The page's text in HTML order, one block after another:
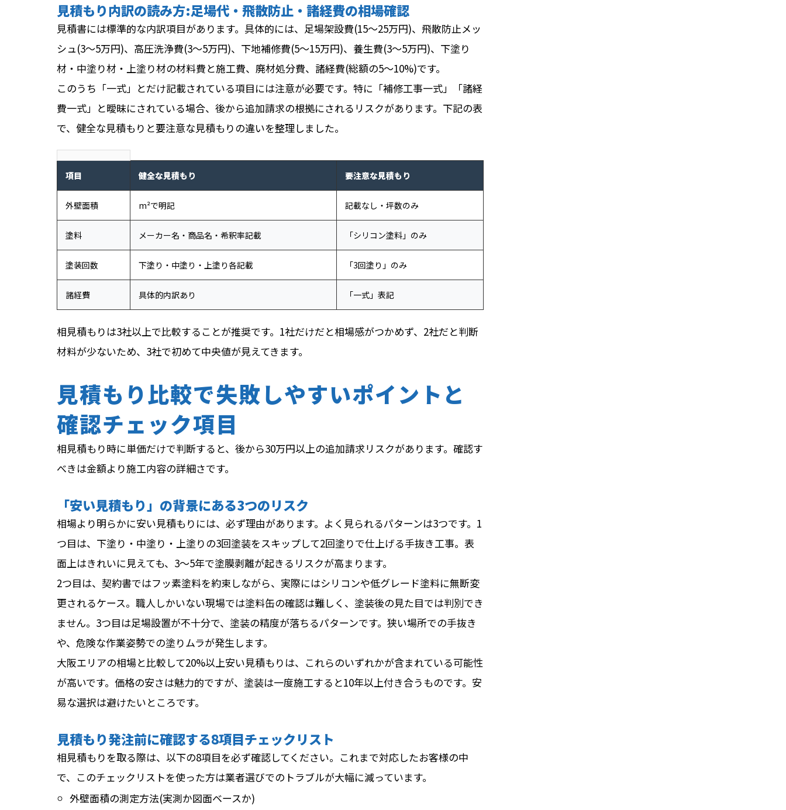
見積もり内訳の読み方:足場代・飛散防止・諸経費の相場確認
見積書には標準的な内訳項目があります。具体的には、足場架設費(15〜25万円)、飛散防止メッ
シュ(3〜5万円)、高圧洗浄費(3〜5万円)、下地補修費(5〜15万円)、養生費(3〜5万円)、下塗り
材・中塗り材・上塗り材の材料費と施工費、廃材処分費、諸経費(総額の5〜10%)です。
このうち「一式」とだけ記載されている項目には注意が必要です。特に「補修工事一式」「諸経
費一式」と曖昧にされている場合、後から追加請求の根拠にされるリスクがあります。下記の表
で、健全な見積もりと要注意な見積もりの違いを整理しました。
項目 健全な見積もり 要注意な見積もり
外壁面積 m²で明記 記載なし・坪数のみ
塗料 メーカー名・商品名・希釈率記載 「シリコン塗料」のみ
塗装回数 下塗り・中塗り・上塗り各記載 「3回塗り」のみ
諸経費 具体的内訳あり 「一式」表記
相見積もりは3社以上で比較することが推奨です。1社だけだと相場感がつかめず、2社だと判断
材料が少ないため、3社で初めて中央値が見えてきます。
見積もり比較で失敗しやすいポイントと
確認チェック項目
相見積もり時に単価だけで判断すると、後から30万円以上の追加請求リスクがあります。確認す
べきは金額より施工内容の詳細さです。
「安い見積もり」の背景にある3つのリスク
相場より明らかに安い見積もりには、必ず理由があります。よく見られるパターンは3つです。1
つ目は、下塗り・中塗り・上塗りの3回塗装をスキップして2回塗りで仕上げる手抜き工事。表
面上はきれいに見えても、3〜5年で塗膜剥離が起きるリスクが高まります。
2つ目は、契約書ではフッ素塗料を約束しながら、実際にはシリコンや低グレード塗料に無断変
更されるケース。職人しかいない現場では塗料缶の確認は難しく、塗装後の見た目では判別でき
ません。3つ目は足場設置が不十分で、塗装の精度が落ちるパターンです。狭い場所での手抜き
や、危険な作業姿勢での塗りムラが発生します。
大阪エリアの相場と比較して20%以上安い見積もりは、これらのいずれかが含まれている可能性
が高いです。価格の安さは魅力的ですが、塗装は一度施工すると10年以上付き合うものです。安
易な選択は避けたいところです。
見積もり発注前に確認する8項目チェックリスト
相見積もりを取る際は、以下の8項目を必ず確認してください。これまで対応したお客様の中
で、このチェックリストを使った方は業者選びでのトラブルが大幅に減っています。
外壁面積の測定方法(実測か図面ベースか)